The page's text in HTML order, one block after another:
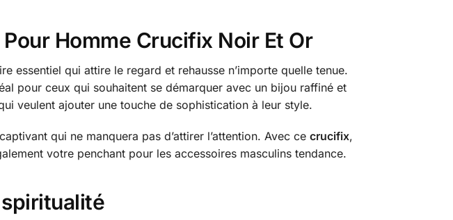
Homme Crucifix Noir Et Or
essentiel qui attire le regard et rehausse n’importe quelle tenue.
pour ceux qui souhaitent se démarquer avec un bijou raffiné et
veulent ajouter une touche de sophistication à leur style.
qui ne manquera pas d’attirer l’attention. Avec ce crucifix,
votre penchant pour les accessoires masculins tendance.